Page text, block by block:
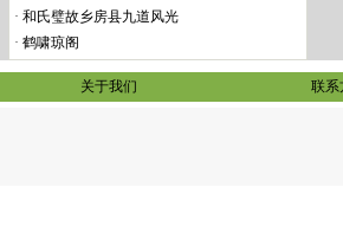
· 和氏璧故乡房县九道风光
· 鹤啸琼阁
关于我们
联系